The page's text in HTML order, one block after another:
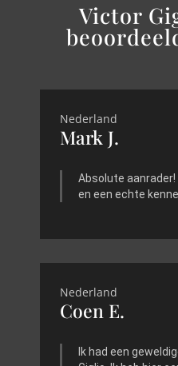
Victor
Nederland
Mark J.
Absolute
en een echte
Nederland
Coen E.
Ik had een